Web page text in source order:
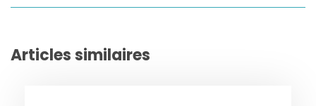
Articles similaires